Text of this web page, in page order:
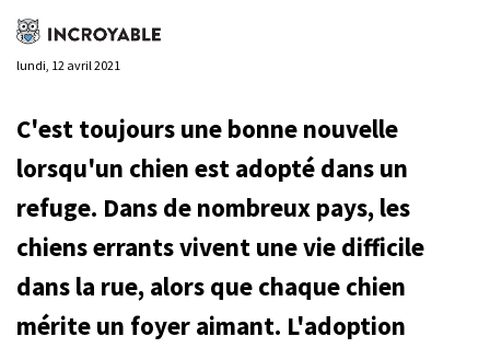
lundi, 12 avril 2021
C'est toujours une bonne nouvelle
lorsqu'un chien est adopté dans un
refuge. Dans de nombreux pays, les
chiens errants vivent une vie difficile
dans la rue, alors que chaque chien
mérite un foyer aimant. L'adoption